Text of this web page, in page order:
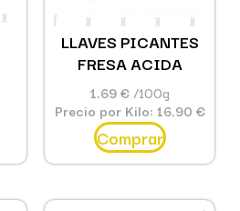
LLAVES PICANTES
FRESA ACIDA
1.69 €/100g
Precio por Kilo: 16.90 €
Comprar